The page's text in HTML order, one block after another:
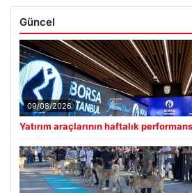
Güncel
09/08/2026
Yatırım araçlarının haftalık